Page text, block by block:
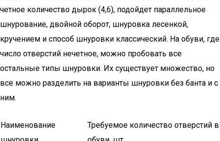
четное количество дырок (4,6), подойдет параллельное
шнурование, двойной оборот, шнуровка лесенкой,
кручением и способ шнуровки классический. На обуви, где
число отверстий нечетное, можно пробовать все
остальные типы шнуровки. Их существует множество, но
все можно разделить на варианты шнуровки без банта и с
ним.
Наименование
Требуемое количество отверстий в